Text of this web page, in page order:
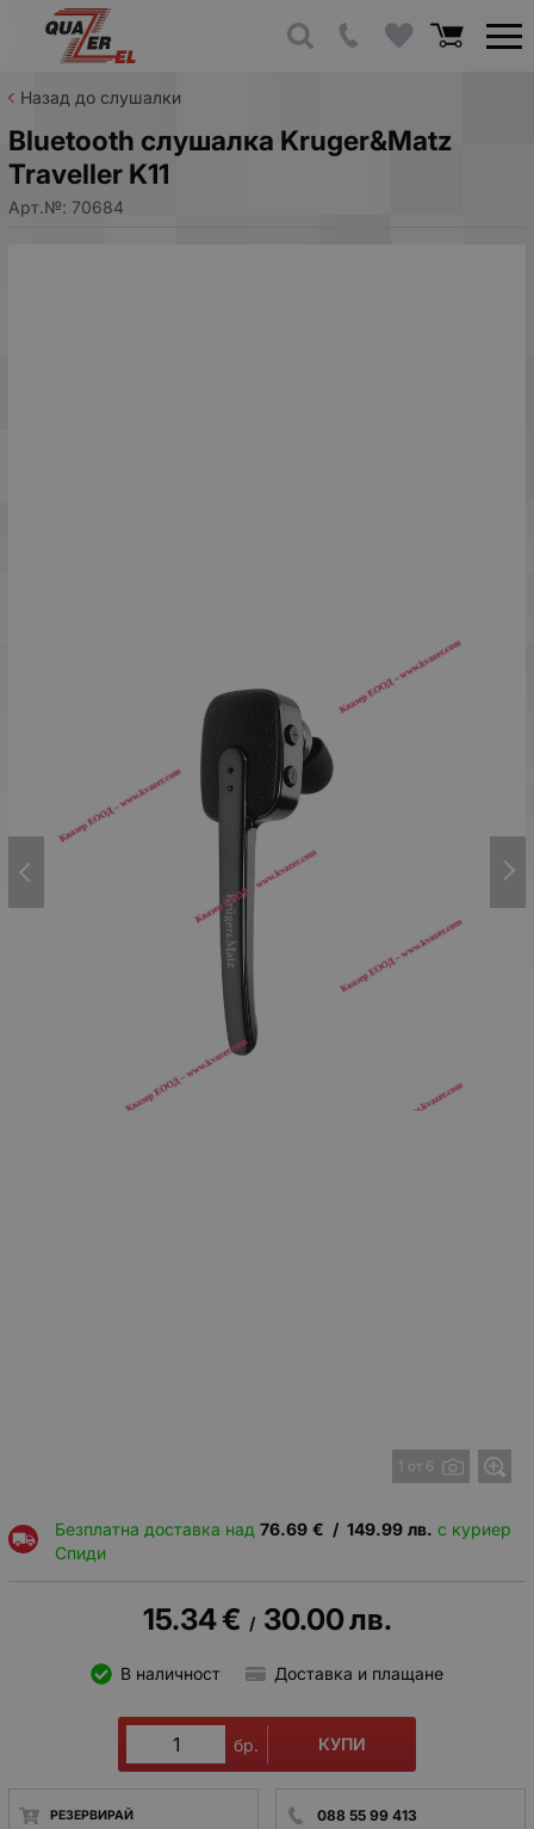
Назад до слушалки
Bluetooth слушалка Kruger&Matz
Traveller K11
Арт.№: 70684
1 от 6
Безплатна доставка над 76.69 € / 149.99 лв. с куриер
Спиди
15.34€ / 30.00лв.
В наличност Доставка и плащане
бр. КУПИ
РЕЗЕРВИРАЙ 088 55 99 413